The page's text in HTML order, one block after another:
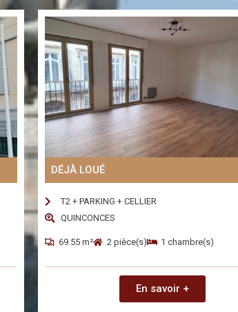
DÉJÀ LOUÉ
T2 + PARKING + CELLIER
QUINCONCES
69.55 m² 2 pièce(s) 1 chambre(s)
En savoir +